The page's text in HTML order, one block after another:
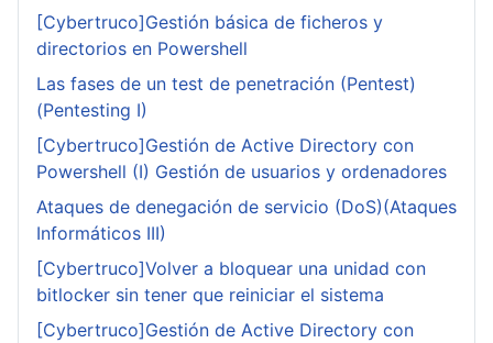
[Cybertruco]Gestión básica de ficheros y
directorios en Powershell
Las fases de un test de penetración (Pentest)
(Pentesting I)
[Cybertruco]Gestión de Active Directory con
Powershell (I) Gestión de usuarios y ordenadores
Ataques de denegación de servicio (DoS)(Ataques
Informáticos III)
[Cybertruco]Volver a bloquear una unidad con
bitlocker sin tener que reiniciar el sistema
[Cybertruco]Gestión de Active Directory con